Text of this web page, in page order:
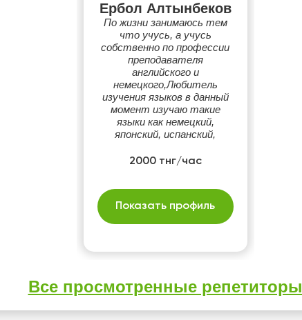
Ербол Алтынбеков
По жизни занимаюсь тем
что учусь, а учусь
собственно по профессии
преподавателя
английского и
немецкого,Любитель
изучения языков в данный
момент изучаю такие
языки как немецкий,
японский, испанский,
2000 тнг/час
Показать профиль
Все просмотренные репетиторы